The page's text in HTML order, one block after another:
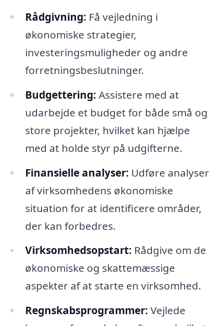
Rådgivning: Få vejledning i
økonomiske strategier,
investeringsmuligheder og andre
forretningsbeslutninger.
Budgettering: Assistere med at
udarbejde et budget for både små og
store projekter, hvilket kan hjælpe
med at holde styr på udgifterne.
Finansielle analyser: Udføre analyser
af virksomhedens økonomiske
situation for at identificere områder,
der kan forbedres.
Virksomhedsopstart: Rådgive om de
økonomiske og skattemæssige
aspekter af at starte en virksomhed.
Regnskabsprogrammer: Vejlede